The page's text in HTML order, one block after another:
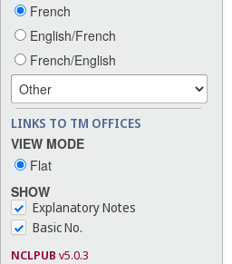
French
English/French
French/English
LINKS TO TM OFFICES
VIEW MODE
Flat
SHOW
Explanatory Notes
Basic No.
NCLPUB v5.0.3